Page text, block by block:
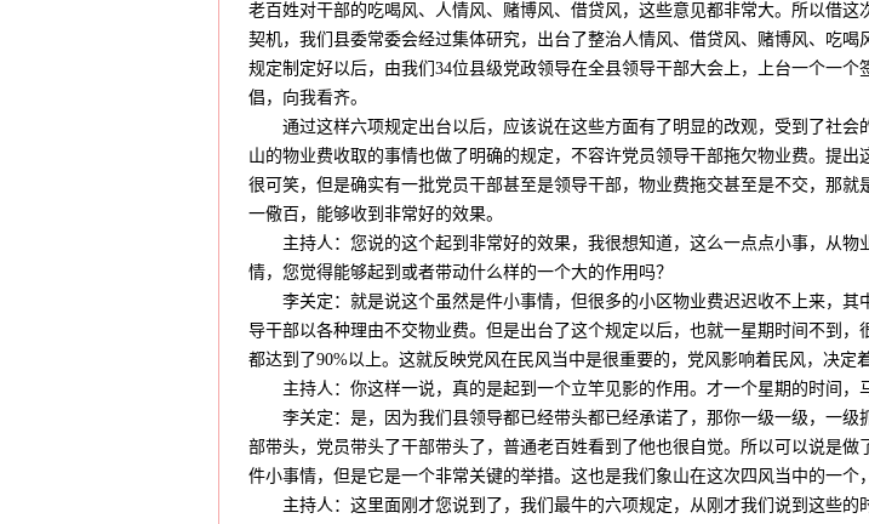
老百姓对干部的吃喝风、人情风、赌博风、借贷风，这些意见都非常大。所以借这
契机，我们县委常委会经过集体研究，出台了整治人情风、借贷风、赌博风、吃喝
规定制定好以后，由我们34位县级党政领导在全县领导干部大会上，上台一个一个
倡，向我看齐。
通过这样六项规定出台以后，应该说在这些方面有了明显的改观，受到了社会
山的物业费收取的事情也做了明确的规定，不容许党员领导干部拖欠物业费。提出
很可笑，但是确实有一批党员干部甚至是领导干部，物业费拖交甚至是不交，那就
一儆百，能够收到非常好的效果。
主持人：您说的这个起到非常好的效果，我很想知道，这么一点点小事，从物
情，您觉得能够起到或者带动什么样的一个大的作用吗？
李关定：就是说这个虽然是件小事情，但很多的小区物业费迟迟收不上来，其
导干部以各种理由不交物业费。但是出台了这个规定以后，也就一星期时间不到，
都达到了90%以上。这就反映党风在民风当中是很重要的，党风影响着民风，决定
主持人：你这样一说，真的是起到一个立竿见影的作用。才一个星期的时间，
李关定：是，因为我们县领导都已经带头都已经承诺了，那你一级一级，一级
部带头，党员带头了干部带头了，普通老百姓看到了他也很自觉。所以可以说是做
件小事情，但是它是一个非常关键的举措。这也是我们象山在这次四风当中的一个
主持人：这里面刚才您说到了，我们最牛的六项规定，从刚才我们说到这些的